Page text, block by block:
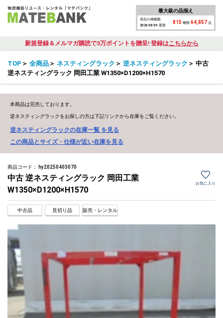
最大級の品揃え
現在の掲載数
2026-08-09 更新
815 種類 64,857 点
新規登録＆メルマガ購読で3万ポイントを贈呈! 登録はこちらから
TOP ＞ 全商品 ＞ ネスティングラック ＞ 逆ネスティングラック ＞ 中古
逆ネスティングラック 岡田工業 W1350×D1200×H1570
本商品は完売しております。
逆ネスティングラックをお探しの方は下記リンクから在庫をご覧ください。
逆ネスティングラックの在庫一覧 を見る
この商品とサイズ・仕様が近い在庫を見る
商品コード： hy20250403070
中古 逆ネスティングラック 岡田工業
W1350×D1200×H1570
お気に入り
中古品 見切り品 販売・レンタル